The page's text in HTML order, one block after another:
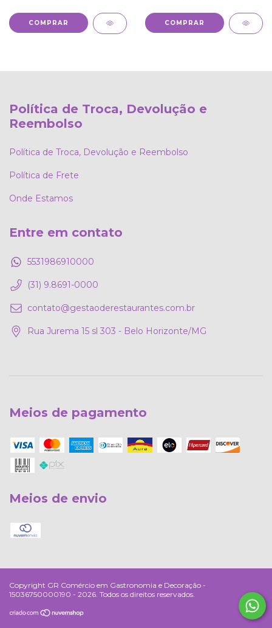
Política de Troca, Devolução e
Reembolso
Política de Troca, Devolução e Reembolso
Política de Frete
Onde Estamos
Entre em contato
5531986910000
(31) 9.8691-0000
contato@gestaoderestaurantes.com.br
Rua Jurema 15 sl 303 - Belo Horizonte/MG
Meios de pagamento
Meios de envio
Copyright GR Comércio em Gastronomia e Decoração -
15036750000190 - 2026. Todos os direitos reservados.